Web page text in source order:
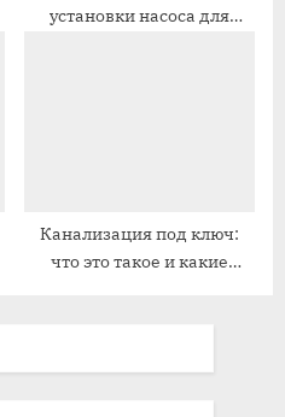
установки насоса для
Канализация под ключ:
что это такое и какие